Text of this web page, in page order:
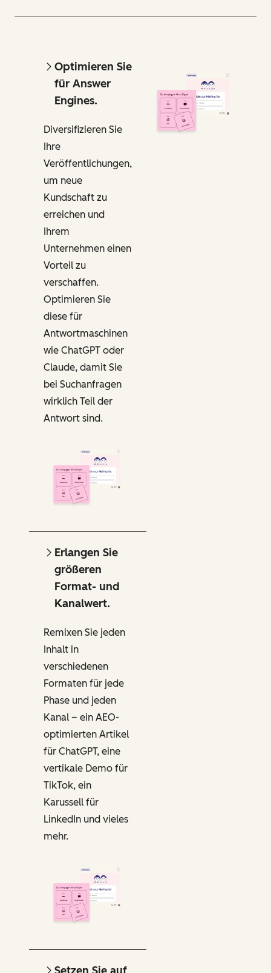
Optimieren Sie
für Answer
Engines.
Diversifizieren Sie
Ihre
Veröffentlichungen,
um neue
Kundschaft zu
erreichen und
Ihrem
Unternehmen einen
Vorteil zu
verschaffen.
Optimieren Sie
diese für
Antwortmaschinen
wie ChatGPT oder
Claude, damit Sie
bei Suchanfragen
wirklich Teil der
Antwort sind.
Erlangen Sie
größeren
Format- und
Kanalwert.
Remixen Sie jeden
Inhalt in
verschiedenen
Formaten für jede
Phase und jeden
Kanal – ein AEO-
optimierten Artikel
für ChatGPT, eine
vertikale Demo für
TikTok, ein
Karussell für
LinkedIn und vieles
mehr.